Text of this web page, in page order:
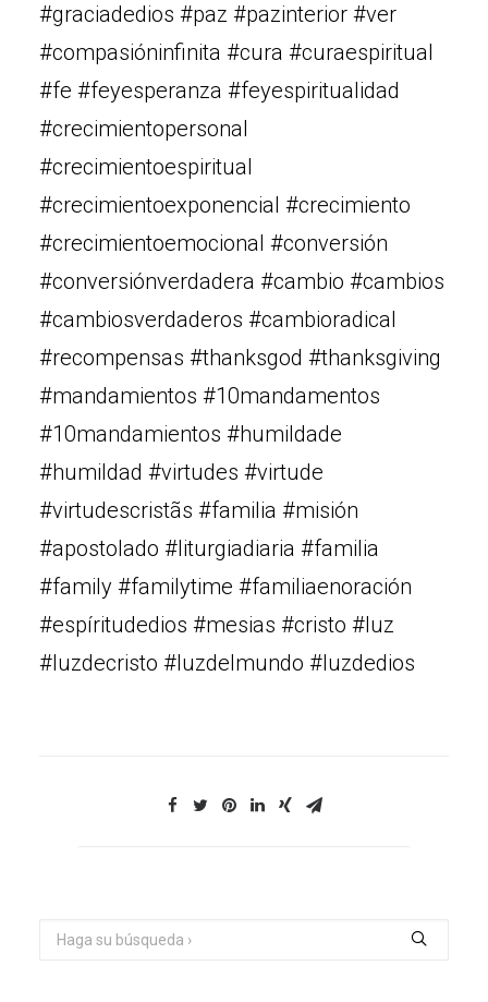
#graciadedios #paz #pazinterior #ver
#compasióninfinita #cura #curaespiritual
#fe #feyesperanza #feyespiritualidad
#crecimientopersonal
#crecimientoespiritual
#crecimientoexponencial #crecimiento
#crecimientoemocional #conversión
#conversiónverdadera #cambio #cambios
#cambiosverdaderos #cambioradical
#recompensas #thanksgod #thanksgiving
#mandamientos #10mandamentos
#10mandamientos #humildade
#humildad #virtudes #virtude
#virtudescristãs #familia #misión
#apostolado #liturgiadiaria #familia
#family #familytime #familiaenoración
#espíritudedios #mesias #cristo #luz
#luzdecristo #luzdelmundo #luzdedios